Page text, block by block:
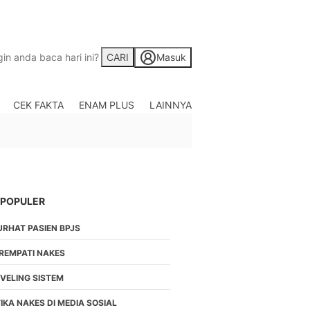
CARI Masuk
CEK FAKTA ENAM PLUS
LAINNYA
PASIEN BPJS
NAKES
SISTEM
NAKES DI MEDIA SOSIAL